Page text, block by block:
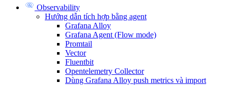
Observability
Hướng dẫn tích hợp bằng agent
Grafana Alloy
Grafana Agent (Flow mode)
Promtail
Vector
Fluentbit
Opentelemetry Collector
Dùng Grafana Alloy push metrics và import